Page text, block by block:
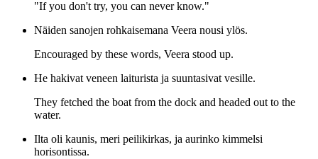
"If you don't try, you can never know."
Näiden sanojen rohkaisemana Veera nousi ylös.
Encouraged by these words, Veera stood up.
He hakivat veneen laiturista ja suuntasivat vesille.
They fetched the boat from the dock and headed out to the
water.
Ilta oli kaunis, meri peilikirkas, ja aurinko kimmelsi
horisontissa.